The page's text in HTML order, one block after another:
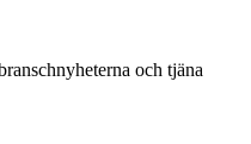
och tjäna